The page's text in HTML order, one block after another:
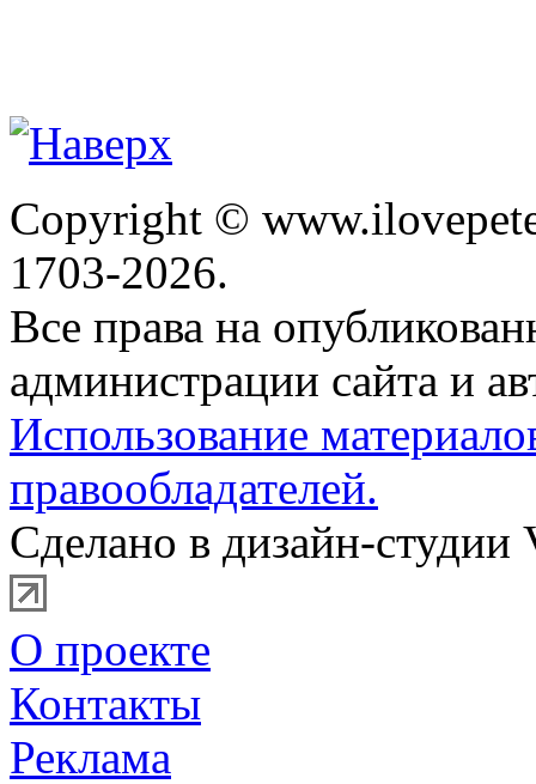
Copyright ©
1703-2026.
Все права на
администрации сайта и
Использование
правообладателей.
Сделано в дизайн-студии
О проекте
Контакты
Реклама